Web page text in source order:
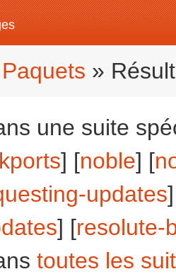
Paquets »
une suite
] [noble] [
updates
] [resolute-
toutes les